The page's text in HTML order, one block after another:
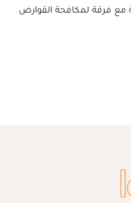
مع فرقة لمكافحة القوارض